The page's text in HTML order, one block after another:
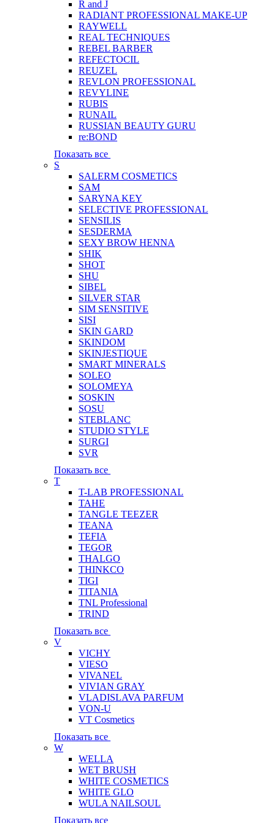
R and J
RADIANT PROFESSIONAL MAKE-UP
RAYWELL
REAL TECHNIQUES
REBEL BARBER
REFECTOCIL
REUZEL
REVLON PROFESSIONAL
REVYLINE
RUBIS
RUNAIL
RUSSIAN BEAUTY GURU
re:BOND
Показать все
S
SALERM COSMETICS
SAM
SARYNA KEY
SELECTIVE PROFESSIONAL
SENSILIS
SESDERMA
SEXY BROW HENNA
SHIK
SHOT
SHU
SIBEL
SILVER STAR
SIM SENSITIVE
SISI
SKIN GARD
SKINDOM
SKINJESTIQUE
SMART MINERALS
SOLEO
SOLOMEYA
SOSKIN
SOSU
STEBLANC
STUDIO STYLE
SURGI
SVR
Показать все
T
T-LAB PROFESSIONAL
TAHE
TANGLE TEEZER
TEANA
TEFIA
TEGOR
THALGO
THINKCO
TIGI
TITANIA
TNL Professional
TRIND
Показать все
V
VICHY
VIESO
VIVANEL
VIVIAN GRAY
VLADISLAVA PARFUM
VON-U
VT Cosmetics
Показать все
W
WELLA
WET BRUSH
WHITE COSMETICS
WHITE GLO
WULA NAILSOUL
Показать все